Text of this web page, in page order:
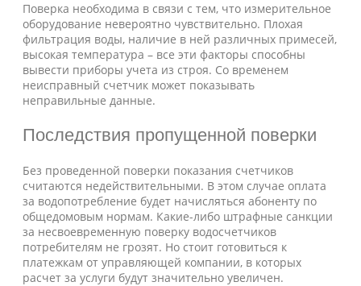
Поверка необходима в связи с тем, что измерительное
оборудование невероятно чувствительно. Плохая
фильтрация воды, наличие в ней различных примесей,
высокая температура – все эти факторы способны
вывести приборы учета из строя. Со временем
неисправный счетчик может показывать
неправильные данные.
Последствия пропущенной поверки
Без проведенной поверки показания счетчиков
считаются недействительными. В этом случае оплата
за водопотребление будет начисляться абоненту по
общедомовым нормам. Какие-либо штрафные санкции
за несвоевременную поверку водосчетчиков
потребителям не грозят. Но стоит готовиться к
платежкам от управляющей компании, в которых
расчет за услуги будут значительно увеличен.